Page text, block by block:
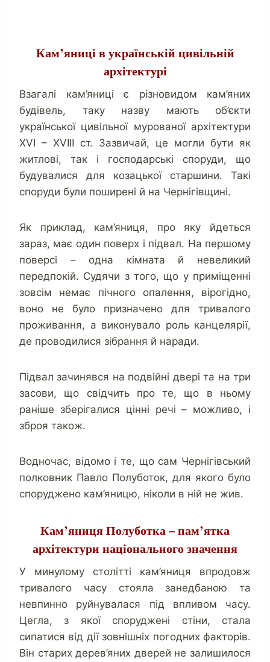
Кам’яниці в українській цивільній
архітектурі
Взагалі кам’яниці є різновидом кам’яних
будівель, таку назву мають об’єкти
української цивільної мурованої архітектури
XVI – XVIII ст. Зазвичай, це могли бути як
житлові, так і господарські споруди, що
будувалися для козацької старшини. Такі
споруди були поширені й на Чернігівщині.
Як приклад, кам’яниця, про яку йдеться
зараз, має один поверх і підвал. На першому
поверсі – одна кімната й невеликий
передпокій. Судячи з того, що у приміщенні
зовсім немає пічного опалення, вірогідно,
воно не було призначено для тривалого
проживання, а виконувало роль канцелярії,
де проводилися зібрання й наради.
Підвал зачинявся на подвійні двері та на три
засови, що свідчить про те, що в ньому
раніше зберігалися цінні речі – можливо, і
зброя також.
Водночас, відомо і те, що сам Чернігівський
полковник Павло Полуботок, для якого було
споруджено кам’яницю, ніколи в ній не жив.
Кам’яниця Полуботка – пам’ятка
архітектури національного значення
У минулому столітті кам’яниця впродовж
тривалого часу стояла занедбаною та
невпинно руйнувалася під впливом часу.
Цегла, з якої споруджені стіни, стала
сипатися від дії зовнішніх погодних факторів.
Він старих дерев’яних дверей не залишилося